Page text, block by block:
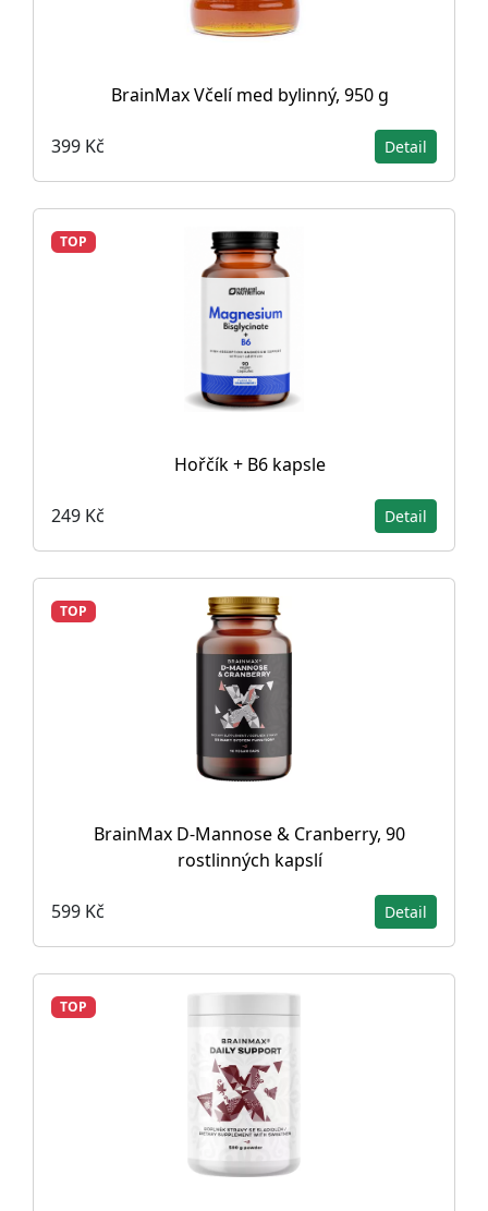
BrainMax Včelí med bylinný, 950 g
399 Kč Detail
TOP
Hořčík + B6 kapsle
249 Kč Detail
TOP
BrainMax D-Mannose & Cranberry, 90
rostlinných kapslí
599 Kč Detail
TOP